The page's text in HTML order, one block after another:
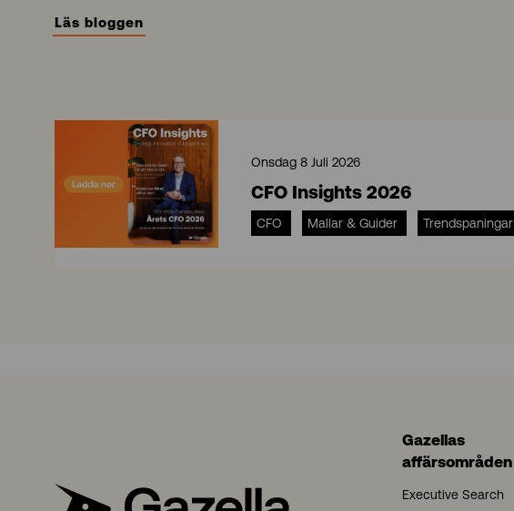
Läs bloggen
s
Onsdag 8 Juli 2026
CFO Insights 2026
CFO Mallar & Guider Trendspaningar
Gazellas
affärsområden
Executive Search